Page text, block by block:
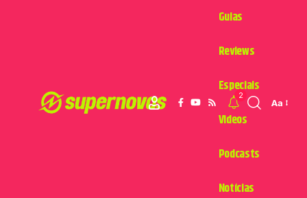
Guias
Reviews
Especiais
Videos
Podcasts
Notícias
2
Aa